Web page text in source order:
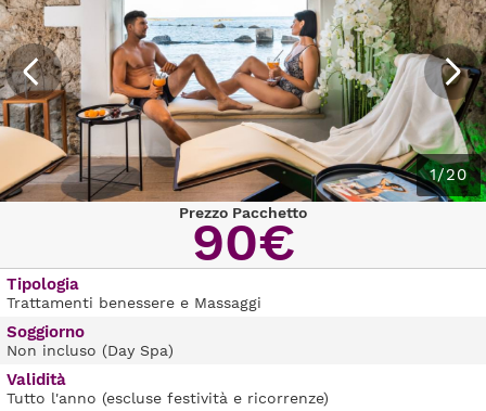
1/20
Prezzo Pacchetto
90€
Tipologia
Trattamenti benessere e Massaggi
Soggiorno
Non incluso (Day Spa)
Validità
Tutto l'anno (escluse festività e ricorrenze)